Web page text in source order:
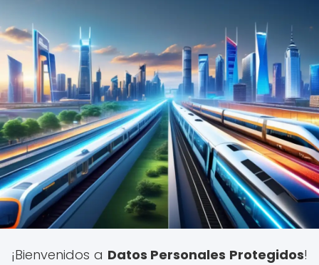
¡Bienvenidos a Datos Personales Protegidos!